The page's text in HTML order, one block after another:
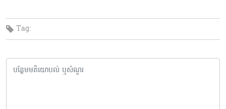
Tag: